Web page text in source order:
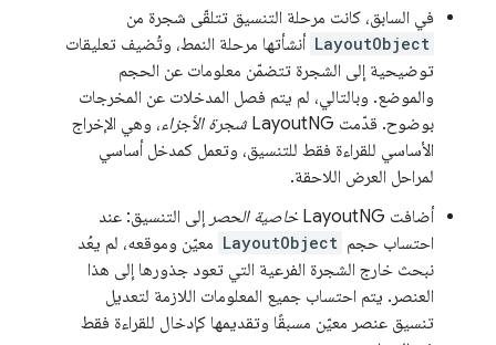
في السابق، كانت مرحلة التنسيق تتلقّى شجرة من
LayoutObject أنشأتها مرحلة النمط، وتُضيف تعليقات
توضيحية إلى الشجرة تتضمّن معلومات عن الحجم
والموضع. وبالتالي، لم يتم فصل المدخلات عن المخرجات
بوضوح. قدّمت LayoutNG
شجرة الأجزاء، وهي الإخراج
الأساسي للقراءة فقط للتنسيق، وتعمل كمدخل أساسي
لمراحل العرض اللاحقة.
أضافت LayoutNG
خاصية الحصر إلى التنسيق: عند
احتساب حجم LayoutObject معيّن وموقعه، لم يعُد
نبحث خارج الشجرة الفرعية التي تعود جذورها إلى هذا
العنصر. يتم احتساب جميع المعلومات اللازمة لتعديل
تنسيق عنصر معيّن مسبقًا وتقديمها كإدخال للقراءة فقط